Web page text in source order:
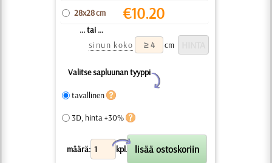
28x28 cm €10.20
... tai ...
sinun koko
cm
Valitse sapluunan tyyppi
Y
tavallinen
3D, hinta +30%
määrä: kpl.
X